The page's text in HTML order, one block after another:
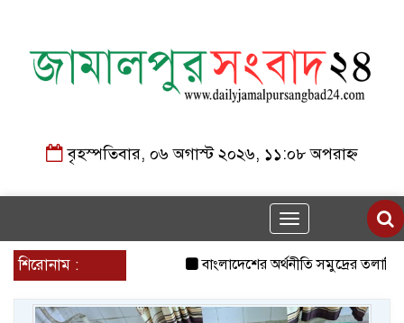
বৃহস্পতিবার, ০৬ অগাস্ট ২০২৬, ১১:০৮ অপরাহ্ন
Toggle
navigation
শিরোনাম :
বাংলাদেশের অর্থনীতি সমুদ্রের